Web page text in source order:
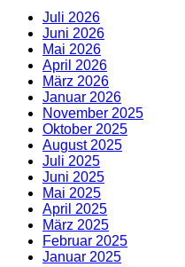
Juli 2026
Juni 2026
Mai 2026
April 2026
März 2026
Januar 2026
November 2025
Oktober 2025
August 2025
Juli 2025
Juni 2025
Mai 2025
April 2025
März 2025
Februar 2025
Januar 2025